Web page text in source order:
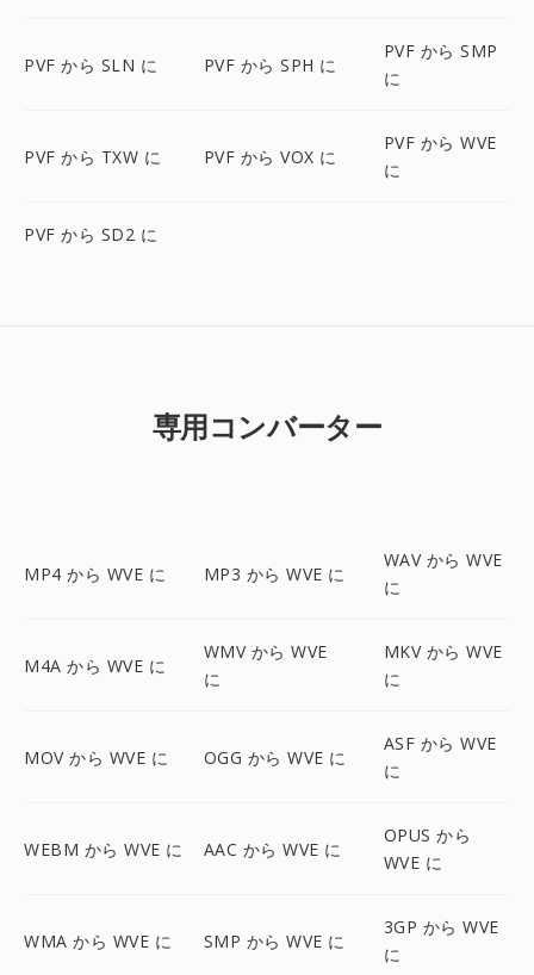
PVF から SLN に PVF から SPH に
PVF から SMP
に
PVF から TXW に PVF から VOX に
PVF から WVE
に
PVF から SD2 に
専用コンバーター
MP4 から WVE に MP3 から WVE に
WAV から WVE
に
M4A から WVE に
WMV から WVE
に
MKV から WVE
に
MOV から WVE に OGG から WVE に
ASF から WVE
に
WEBM から WVE に AAC から WVE に
OPUS から
WVE に
WMA から WVE に SMP から WVE に
3GP から WVE
に